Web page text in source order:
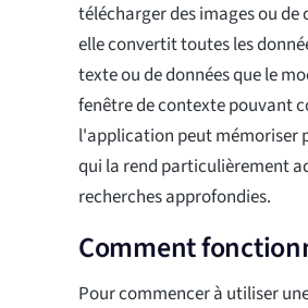
télécharger des images ou
elle convertit toutes les
texte ou de données que le
fenêtre de contexte pouvant
l'application peut mémoriser
qui la rend particulièrement
recherches approfondies.
Comment
Pour commencer à utiliser